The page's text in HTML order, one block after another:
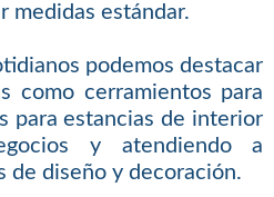
medidas estándar.
podemos destacar
como cerramientos para
para estancias de interior
y atendiendo a
de diseño y decoración.